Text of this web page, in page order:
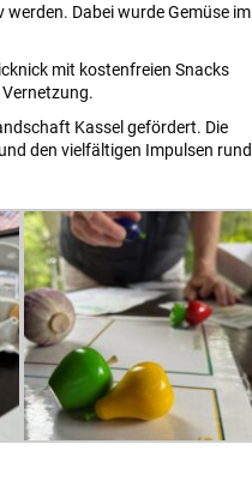
Dabei wurde Gemüse im
mit kostenfreien Snacks
Kassel gefördert. Die
den vielfältigen Impulsen rund